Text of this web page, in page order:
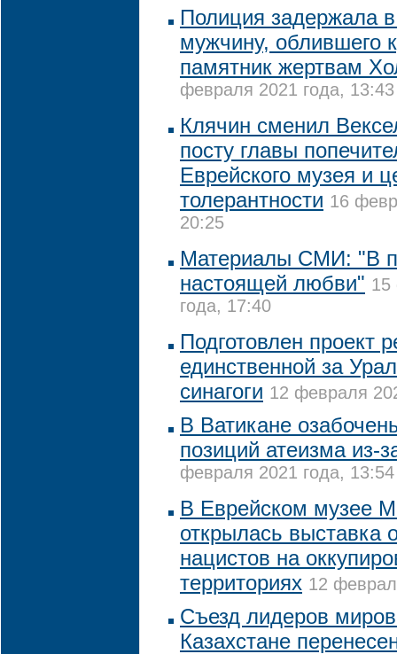
Полиция задержала
мужчину, облившего
памятник жертвам
февраля 2021 года, 13:43
Клячин сменил
посту главы
Еврейского музея и
толерантности 16
20:25
Материалы СМИ: "В
настоящей любви" 15
года, 17:40
Подготовлен проект
единственной за
синагоги 12 февраля
В Ватикане
позиций атеизма из-
февраля 2021 года, 13:54
В Еврейском музее
открылась выставка
нацистов на
территориях 12
Съезд лидеров
Казахстане